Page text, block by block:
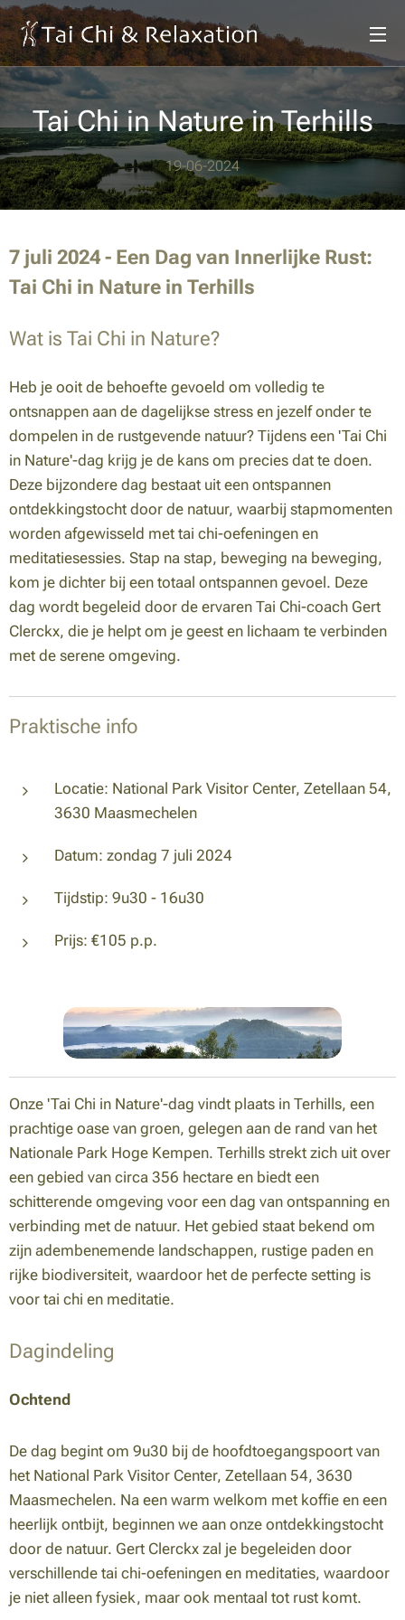
Tai Chi in Nature in Terhills
19-06-2024
7 juli 2024 - Een Dag van Innerlijke Rust:
Tai Chi in Nature in Terhills
Wat is Tai Chi in Nature?
Heb je ooit de behoefte gevoeld om volledig te
ontsnappen aan de dagelijkse stress en jezelf onder te
dompelen in de rustgevende natuur? Tijdens een 'Tai Chi
in Nature'-dag krijg je de kans om precies dat te doen.
Deze bijzondere dag bestaat uit een ontspannen
ontdekkingstocht door de natuur, waarbij stapmomenten
worden afgewisseld met tai chi-oefeningen en
meditatiesessies. Stap na stap, beweging na beweging,
kom je dichter bij een totaal ontspannen gevoel. Deze
dag wordt begeleid door de ervaren Tai Chi-coach Gert
Clerckx, die je helpt om je geest en lichaam te verbinden
met de serene omgeving.
Praktische info
Locatie: National Park Visitor Center, Zetellaan 54,
3630 Maasmechelen
Datum: zondag 7 juli 2024
Tijdstip: 9u30 - 16u30
Prijs: €105 p.p.
Onze 'Tai Chi in Nature'-dag vindt plaats in Terhills, een
prachtige oase van groen, gelegen aan de rand van het
Nationale Park Hoge Kempen. Terhills strekt zich uit over
een gebied van circa 356 hectare en biedt een
schitterende omgeving voor een dag van ontspanning en
verbinding met de natuur. Het gebied staat bekend om
zijn adembenemende landschappen, rustige paden en
rijke biodiversiteit, waardoor het de perfecte setting is
voor tai chi en meditatie.
Dagindeling
Ochtend
De dag begint om 9u30 bij de hoofdtoegangspoort van
het National Park Visitor Center, Zetellaan 54, 3630
Maasmechelen. Na een warm welkom met koffie en een
heerlijk ontbijt, beginnen we aan onze ontdekkingstocht
door de natuur. Gert Clerckx zal je begeleiden door
verschillende tai chi-oefeningen en meditaties, waardoor
je niet alleen fysiek, maar ook mentaal tot rust komt.